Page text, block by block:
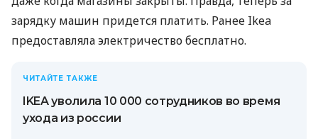
зарядку машин придется платить. Ранее Ikea
предоставляла электричество бесплатно.
ЧИТАЙТЕ ТАКЖЕ
IKEA уволила 10 000 сотрудников во время
ухода из россии